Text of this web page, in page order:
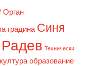
Орган
градина Синя
Технически
култура образование